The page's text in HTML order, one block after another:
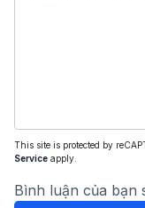
This site is protected by
Service apply.
Bình luận của bạn